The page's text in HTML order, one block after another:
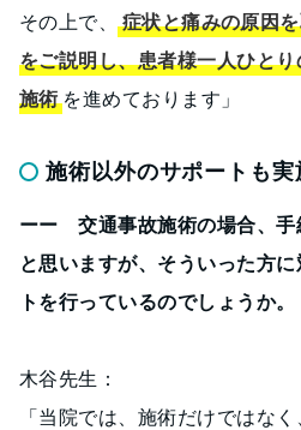
その上で、症状と痛みの原因
をご説明し、患者様一人ひと
施術 を進めております」
施術以外のサポートも実
ーー 交通事故施術の場合、手
と思いますが、そういった方
トを行っているのでしょうか。
木谷先生：
「当院では、施術だけではなく